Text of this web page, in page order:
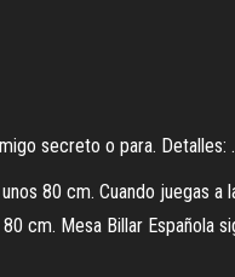
secreto o para. Detalles:
80 cm. Cuando juegas a
cm. Mesa Billar Española